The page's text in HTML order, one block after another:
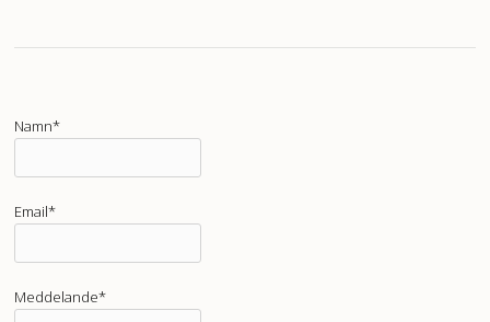
Namn*
Email*
Meddelande*